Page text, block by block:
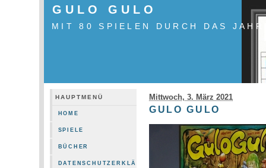
GULO GULO
MIT 80 SPIELEN DURCH DAS JAHR
HAUPTMENÜ
HOME
SPIELE
BÜCHER
DATENSCHUTZERKLÄRUNG
Mittwoch, 3. März 2021
GULO GULO